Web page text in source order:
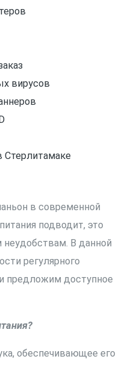
вирусов
Стерлитамаке
в современной
подводит, это
В данной
регулярного
предложим доступное
обеспечивающее его